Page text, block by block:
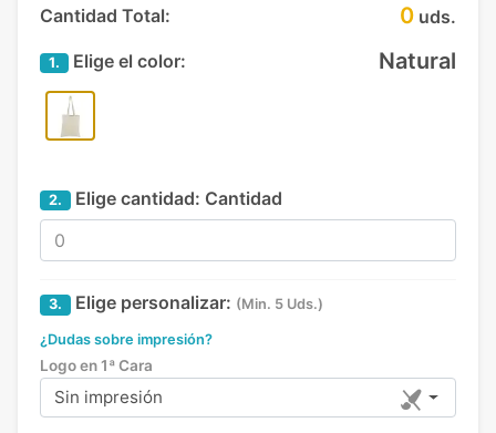
Cantidad Total: 0 uds.
1. Elige el color: Natural
2. Elige cantidad: Cantidad
3. Elige personalizar: (Min. 5 Uds.)
¿Dudas sobre impresión?
Logo en 1ª Cara
Sin impresión